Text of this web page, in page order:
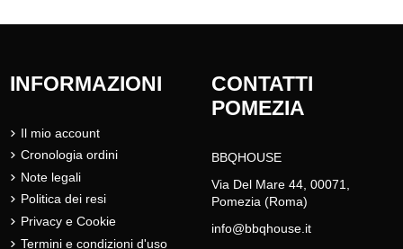
INFORMAZIONI
Il mio account
Cronologia ordini
Note legali
Politica dei resi
Privacy e Cookie
Termini e condizioni d'uso
CONTATTI
POMEZIA
BBQHOUSE
Via Del Mare 44, 00071,
Pomezia (Roma)
info@bbqhouse.it